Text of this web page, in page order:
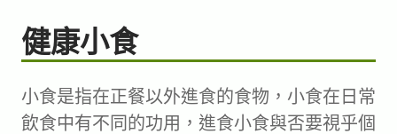
健康小食
小食是指在正餐以外進食的食物，小食在日常
飲食中有不同的功用，進食小食與否要視乎個